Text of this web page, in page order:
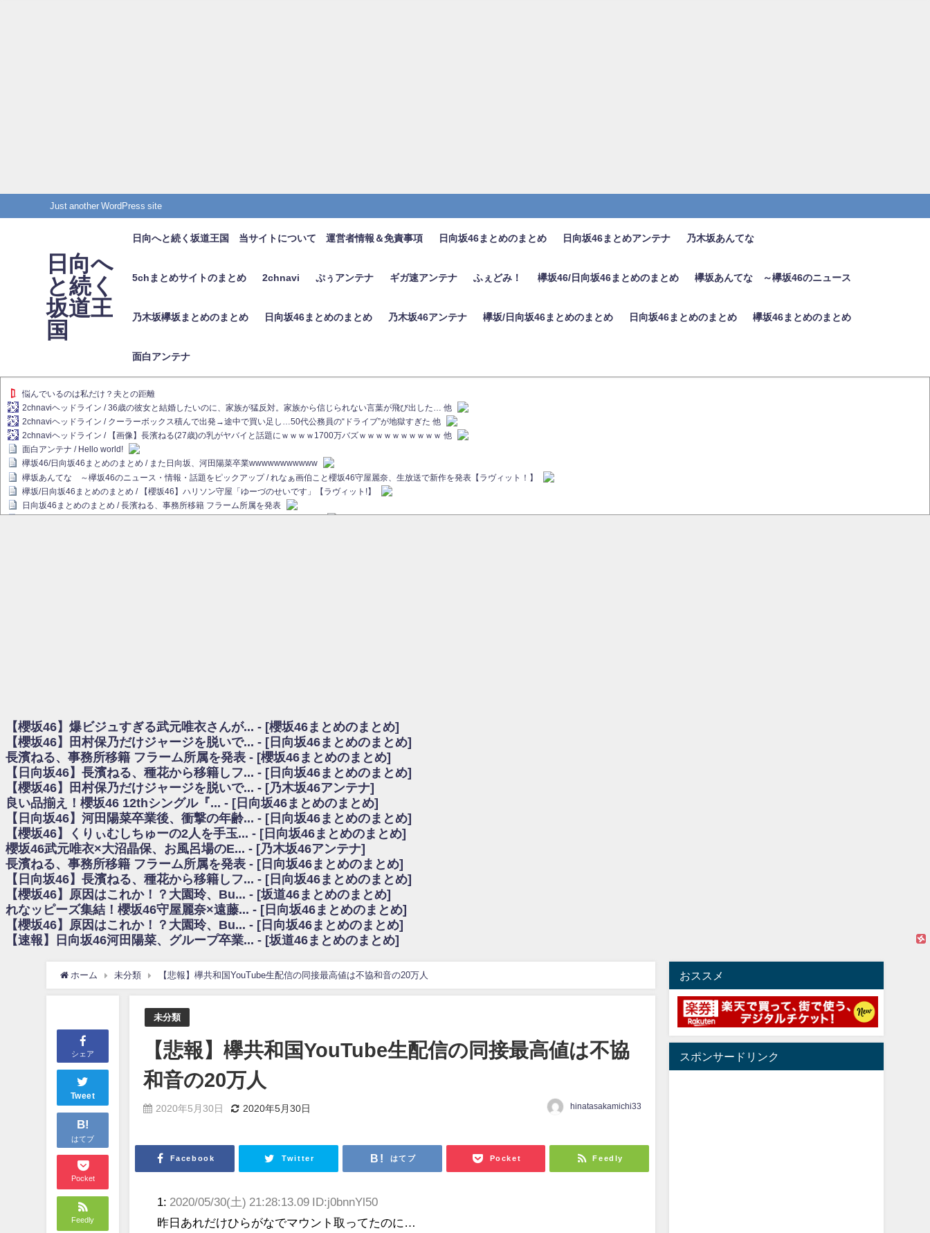
Just another WordPress site
日向へ
と続く
坂道王
国
日向へと続く坂道王国 当サイトについて 運営者情報＆免責事項 日向坂46まとめのまとめ 日向坂46まとめアンテナ 乃木坂あんてな
5chまとめサイトのまとめ 2chnavi ぷぅアンテナ ギガ速アンテナ ふぇどみ！ 欅坂46/日向坂46まとめのまとめ 欅坂あんてな ～欅坂46のニュース
乃木坂欅坂まとめのまとめ 日向坂46まとめのまとめ 乃木坂46アンテナ 欅坂/日向坂46まとめのまとめ 日向坂46まとめのまとめ 欅坂46まとめのまとめ
面白アンテナ
悩んでいるのは私だけ？夫との距離
2chnaviヘッドライン / 36歳の彼女と結婚したいのに、家族が猛反対。家族から信じられない言葉が飛び出した… 他
2chnaviヘッドライン / クーラーボックス積んで出発→途中で買い足し…50代公務員の“ドライブ”が地獄すぎた 他
2chnaviヘッドライン / 【画像】長濱ねる(27歳)の乳がヤバイと話題にｗｗｗｗ1700万バズｗｗｗｗｗｗｗｗｗｗ 他
面白アンテナ / Hello world!
欅坂46/日向坂46まとめのまとめ / また日向坂、河田陽菜卒業wwwwwwwwwww
欅坂あんてな ～欅坂46のニュース・情報・話題をピックアップ / れなぁ画伯こと櫻坂46守屋麗奈、生放送で新作を発表【ラヴィット！】
欅坂/日向坂46まとめのまとめ / 【櫻坂46】ハリソン守屋「ゆーづのせいです」【ラヴィット!】
日向坂46まとめのまとめ / 長濱ねる、事務所移籍 フラーム所属を発表
乃木坂欅坂まとめのまとめ / 【日向坂46】この月、何かあるのか！？『お願いバッハ！』ミーグリ日程がこちら
欅坂/日向坂46まとめのまとめ / 【櫻坂46】ミーグリで喧嘩！？山下瞳月、これはマジギレしてる
乃木坂46アンテナ / 【櫻坂46】ハリソン守屋「ゆーづのせいです」【ラヴィット!】
乃木坂あんてな ～乃木坂46・欅坂46・日向坂46のニュース・情報・話題をピックアップ / 良い品揃え！櫻坂46 12thシングル『Make or Break』オフィシャルグッズ絶賛販売受付中
日向坂46まとめのまとめ / 【日向坂46】この月、何かあるのか！？『お願いバッハ！』ミーグリ日程がこちら
日向坂46まとめのまとめ / 【元日向坂46】この卒業生、めちゃくちゃテレビで見かけるな
欅坂/日向坂46まとめのまとめ / 【櫻坂46】リアルミーグリであの販売も！『Make or Break』オフィシャルグッズ解禁
乃木坂46アンテナ / 【櫻坂46】ミーグリで喧嘩！？山下瞳月、これはマジギレしてる
乃木坂あんてな ～乃木坂46・欅坂46・日向坂46のニュース・情報・話題をピックアップ / れなッピーズ集結！櫻坂46守屋麗奈×遠藤理子、8/6「ラヴィット！」水曜スタジオ出演決定
日向坂46まとめのまとめ / 【日向坂46】富田鈴花、次の事務所が決まってそう！？
日向坂46まとめのまとめ / 【日向坂46】富田鈴花、次の事務所が決まってそう！？
乃木坂46アンテナ / 【日向坂46】この月、何かあるのか！？『お願いバッハ！』ミーグリ日程がこちら
乃木坂あんてな ～乃木坂46・欅坂46・日向坂46のニュース・情報・話題をピックアップ / 日向坂46卒業後初共演！佐々木久美さん、師匠オードリー若林さんと再会した結果･･･【激レアさんを連れてきた。】
欅坂46/日向坂46まとめのまとめ / 『anan』の表紙の櫻坂46さん、多様性の時代だと話題に
欅坂46/日向坂46まとめのまとめ / 日向坂46より重大発表！！！！
日向坂46まとめのまとめ / 【朗報】増田三莉音さんの生足wwwwwwwwwwww
日向坂46まとめのまとめ / 【日向坂46】五期生着ぐるみ生写真も！ 富田鈴花考案グッズ＆生写真5種が公開される
アイドル – ぷぅアンテナ / 「乃木坂46ののぎおび⊿」北野日奈子が生配信！【2022.3.22 17:15〜 SHOWROOM】
アイドル – ぷぅアンテナ / 2022年3月22日（火）のメディア情報
アイドル – ぷぅアンテナ / 【乃木坂46】井上和の『なぎおはぎ』って こんぺいとう×いちごみるく×マヨラー星人 と同じと考えてよろしいですか？
アイドル – ぷぅアンテナ / 【乃木坂46】日村勇紀 gif職人が切り抜いた名シーン.gif
ふぇどみ！ / 【悲報】呪術廻戦、視聴率5.1%
ふぇどみ！ / 【画像】スポ－ツキャスターお姉さん・ハメまくりだったｗｗｗｗｗｗｗｗｗｗｗｗ
ふぇどみ！ / 【悲報】母「裕福な過程が高学歴になるとか大嘘。教育に金をかけまくったうちの息子が団地住みの貧乏に学歴で負けた」
Powered by livedoor 相互RSS
【櫻坂46】爆ビジュすぎる武元唯衣さんが... - [櫻坂46まとめのまとめ]
【櫻坂46】田村保乃だけジャージを脱いで... - [日向坂46まとめのまとめ]
長濱ねる、事務所移籍 フラーム所属を発表 - [櫻坂46まとめのまとめ]
【日向坂46】長濱ねる、種花から移籍しフ... - [日向坂46まとめのまとめ]
【櫻坂46】田村保乃だけジャージを脱いで... - [乃木坂46アンテナ]
良い品揃え！櫻坂46 12thシングル『... - [日向坂46まとめのまとめ]
【日向坂46】河田陽菜卒業後、衝撃の年齢... - [日向坂46まとめのまとめ]
【櫻坂46】くりぃむしちゅーの2人を手玉... - [日向坂46まとめのまとめ]
櫻坂46武元唯衣×大沼晶保、お風呂場のE... - [乃木坂46アンテナ]
長濱ねる、事務所移籍 フラーム所属を発表 - [日向坂46まとめのまとめ]
【日向坂46】長濱ねる、種花から移籍しフ... - [日向坂46まとめのまとめ]
【櫻坂46】原因はこれか！？大園玲、Bu... - [坂道46まとめのまとめ]
れなッピーズ集結！櫻坂46守屋麗奈×遠藤... - [日向坂46まとめのまとめ]
【櫻坂46】原因はこれか！？大園玲、Bu... - [日向坂46まとめのまとめ]
【速報】日向坂46河田陽菜、グループ卒業... - [坂道46まとめのまとめ]
ホーム 未分類 【悲報】欅共和国YouTube生配信の同接最高値は不協和音の20万人
シェア
Tweet
B!
はてブ
Pocket
Feedly
未分類
【悲報】欅共和国YouTube生配信の同接最高値は不協
和音の20万人
2020年5月30日 2020年5月30日 hinatasakamichi33
Facebook Twitter はてブ Pocket Feedly
1: 2020/05/30(土) 21:28:13.09 ID:j0bnnYl50
昨日あれだけひらがなでマウント取ってたのに…
おススメ
スポンサードリンク